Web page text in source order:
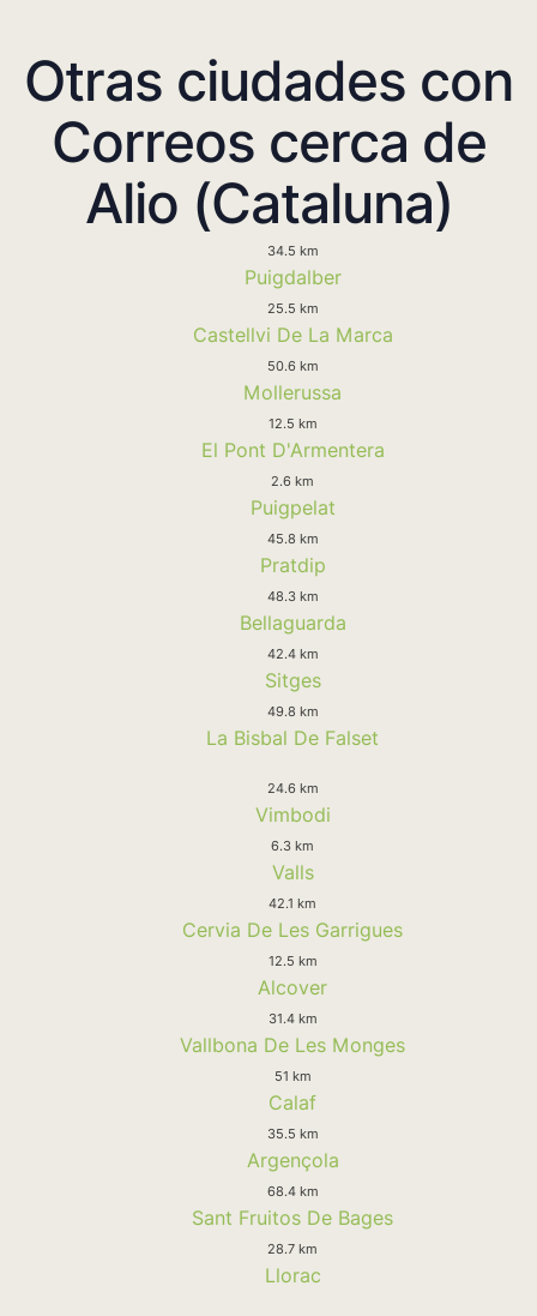
Otras ciudades con
Correos cerca de
Alio (Cataluna)
34.5 km
Puigdalber
25.5 km
Castellvi De La Marca
50.6 km
Mollerussa
12.5 km
El Pont D'Armentera
2.6 km
Puigpelat
45.8 km
Pratdip
48.3 km
Bellaguarda
42.4 km
Sitges
49.8 km
La Bisbal De Falset
24.6 km
Vimbodi
6.3 km
Valls
42.1 km
Cervia De Les Garrigues
12.5 km
Alcover
31.4 km
Vallbona De Les Monges
51 km
Calaf
35.5 km
Argençola
68.4 km
Sant Fruitos De Bages
28.7 km
Llorac